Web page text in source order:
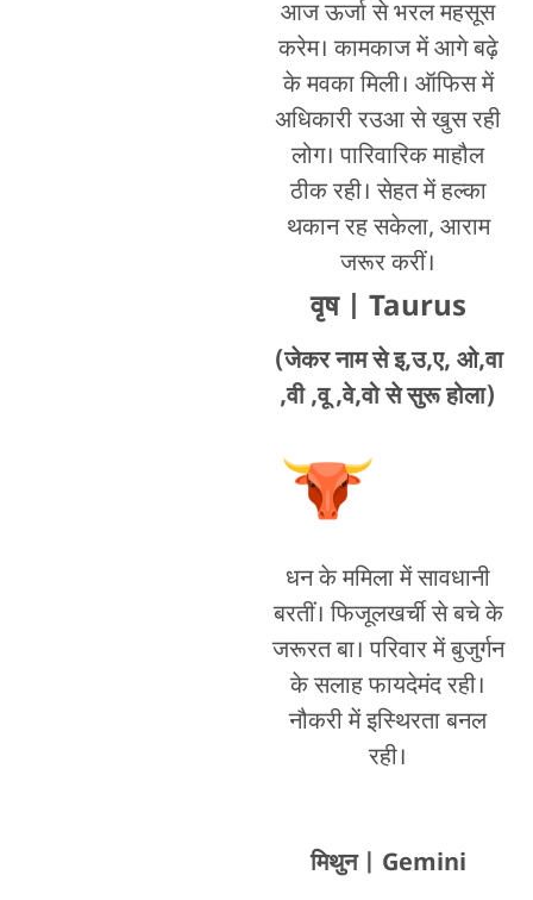
आज ऊर्जा से भरल महसूस
करेम। कामकाज में आगे बढ़े
के मवका मिली। ऑफिस में
अधिकारी रउआ से खुस रही
लोग। पारिवारिक माहौल
ठीक रही। सेहत में हल्का
थकान रह सकेला, आराम
जरूर करीं।
वृष | Taurus
(जेकर नाम से इ,उ,ए, ओ,वा
,वी ,वू ,वे,वो से सुरू होला)
धन के ममिला में सावधानी
बरतीं। फिजूलखर्ची से बचे के
जरूरत बा। परिवार में बुजुर्गन
के सलाह फायदेमंद रही।
नौकरी में इस्थिरता बनल
रही।
मिथुन | Gemini